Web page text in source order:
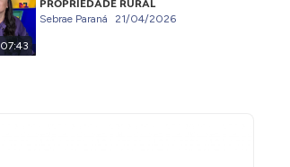
07:43
PROPRIEDADE RURAL
Sebrae Paraná 21/04/2026